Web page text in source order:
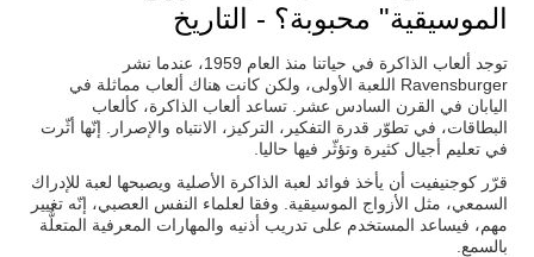
الموسيقية" محبوبة؟ - التاريخ
توجد ألعاب الذاكرة في حياتنا منذ العام 1959، عندما نشر
Ravensburger اللعبة الأولى، ولكن كانت هناك ألعاب مماثلة في
اليابان في القرن السادس عشر. تساعد ألعاب الذاكرة، كألعاب
البطاقات، في تطوّر قدرة التفكير، التركيز، الانتباه والإصرار. إنّها أثّرت
في تعليم أجيال كثيرة وتؤثّر فيها حاليا.
قرّر كوجنيفيت أن يأخذ فوائد لعبة الذاكرة الأصلية ويصبحها لعبة للإدراك
السمعي، مثل الأزواج الموسيقية. وفقا لعلماء النفس العصبي، إنّه تغيير
مهم، فيساعد المستخدم على تدريب أذنيه والمهارات المعرفية المتعلٌّة
بالسمع.